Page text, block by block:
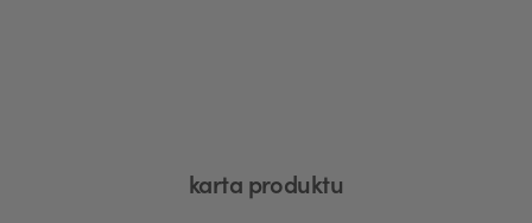
karta produktu